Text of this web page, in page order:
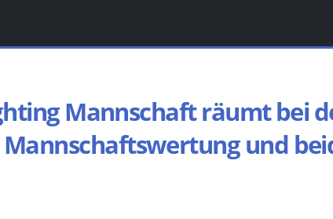
Mannschaft räumt bei
und